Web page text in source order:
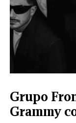
Grupo
Grammy